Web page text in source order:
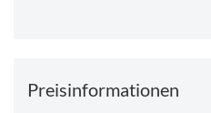
Preisinformationen